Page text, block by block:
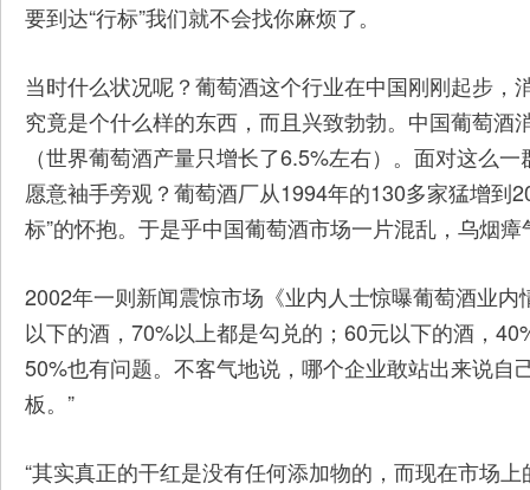
要到达“行标”我们就不会找你麻烦了。
当时什么状况呢？葡萄酒这个行业在中国刚刚起步，
究竟是个什么样的东西，而且兴致勃勃。中国葡萄酒
（世界葡萄酒产量只增长了6.5%左右）。面对这么
愿意袖手旁观？葡萄酒厂从1994年的130多家猛增到
标”的怀抱。于是乎中国葡萄酒市场一片混乱，乌烟瘴
2002年一则新闻震惊市场《业内人士惊曝葡萄酒业内
以下的酒，70%以上都是勾兑的；60元以下的酒，
50%也有问题。不客气地说，哪个企业敢站出来说自
板。”
“其实真正的干红是没有任何添加物的，而现在市场